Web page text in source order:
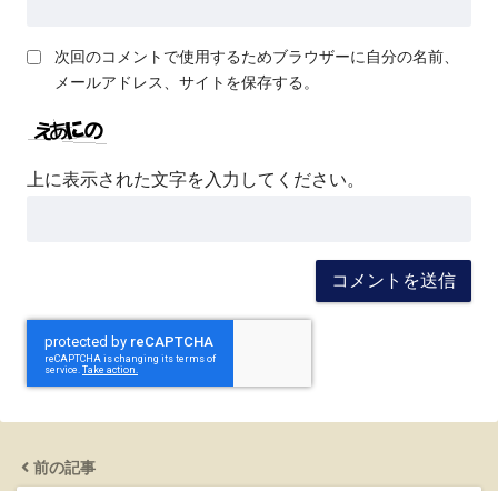
次回のコメントで使用するためブラウザーに自分の名前、
メールアドレス、サイトを保存する。
上に表示された文字を入力してください。
前の記事